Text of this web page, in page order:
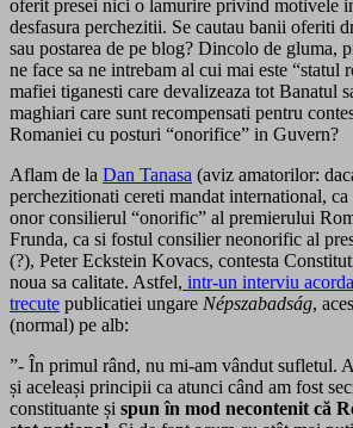
oferit presei nici o lamurire privind motivele
desfasura perchezitii. Se cautau banii oferiti
sau postarea de pe blog? Dincolo de gluma,
ne face sa ne intrebam al cui mai este “statul
mafiei tiganesti care devalizeaza tot Banatul
maghiari care sunt recompensati pentru
Romaniei cu posturi “onorifice” in Guvern?
Aflam de la Dan Tanasa (aviz amatorilor:
perchezitionati cereti mandat international,
onor consilierul “onorific” al premierului
Frunda, ca si fostul consilier neonorific al
(?), Peter Eckstein Kovacs, contesta
noua sa calitate. Astfel, intr-un interviu
trecute publicatiei ungare Népszabadság,
(normal) pe alb:
”- În primul rând, nu mi-am vândut sufletul.
și aceleași principii ca atunci când am fost
constituante și spun în mod necontenit că